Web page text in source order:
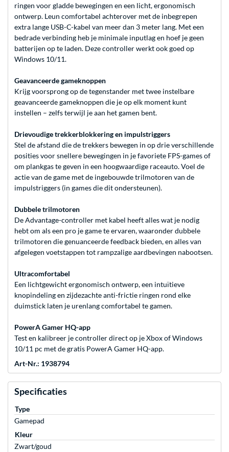
ringen voor gladde bewegingen en een licht, ergonomisch
ontwerp. Leun comfortabel achterover met de inbegrepen
extra lange USB-C-kabel van meer dan 3 meter lang. Met een
bedrade verbinding heb je minimale inputlag en hoef je geen
batterijen op te laden. Deze controller werkt ook goed op
Windows 10/11.
Geavanceerde gameknoppen
Krijg voorsprong op de tegenstander met twee instelbare
geavanceerde gameknoppen die je op elk moment kunt
instellen – zelfs terwijl je aan het gamen bent.
Drievoudige trekkerblokkering en impulstriggers
Stel de afstand die de trekkers bewegen in op drie verschillende
posities voor snellere bewegingen in je favoriete FPS-games of
om plankgas te geven in een hoogwaardige raceauto. Voel de
actie van de game met de ingebouwde trilmotoren van de
impulstriggers (in games die dit ondersteunen).
Dubbele trilmotoren
De Advantage-controller met kabel heeft alles wat je nodig
hebt om als een pro je game te ervaren, waaronder dubbele
trilmotoren die genuanceerde feedback bieden, en alles van
afgelegen voetstappen tot rampzalige aardbevingen nabootsen.
Ultracomfortabel
Een lichtgewicht ergonomisch ontwerp, een intuïtieve
knopindeling en zijdezachte anti-frictie ringen rond elke
duimstick laten je urenlang comfortabel te gamen.
PowerA Gamer HQ-app
Test en kalibreer je controller direct op je Xbox of Windows
10/11 pc met de gratis PowerA Gamer HQ-app.
Art-Nr.: 1938794
Specificaties
Type
Gamepad
Kleur
Zwart/goud